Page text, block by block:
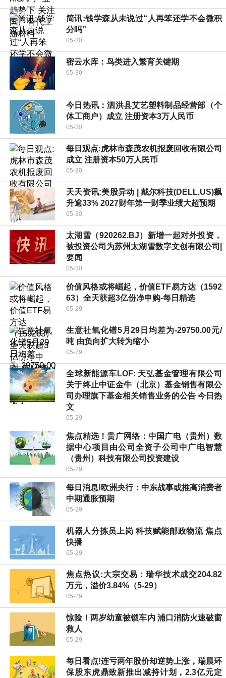
简讯:钱学森从未说过“人再笨还学不会微积
分吗”
05-30
密云水库：鸟类进入繁育关键期
05-30
今日热讯：泗洪县艾艺塑料制品经营部（个
体工商户）成立 注册资本3万人民币
05-30
每日观点:虎林市森茂农机报废回收有限公司
成立 注册资本50万人民币
05-30
天天资讯:美股异动 | 戴尔科技(DELL.US)飙
升逾33% 2027财年第一财季业绩大超预期
05-30
太湖雪（920262.BJ）新增一起对外投资，
被投资公司为苏州太湖雪数字文创有限公司|
要闻
05-30
价值风格或将崛起，价值ETF易方达（1592
63）全天获超3亿份净申购-每日精选
05-29
生意社氧化镨5月29日均差为-29750.00元/
吨 由负向扩大转为缩小
05-29
全球新能源车LOF: 天弘基金管理有限公司
关于终止中证金牛（北京）基金销售有限公
司办理旗下基金相关销售业务的公告 今日热
文
05-29
焦点精选！贵广网络：中国广电（贵州）数
据中心项目由公司全资子公司中广电智慧
（贵州）科技有限公司投资建设
05-29
每日消息!欧洲央行：中东战事或推高消费者
中期通胀预期
05-29
机器人分拣员上岗 科技赋能邮政物流 焦点
快播
05-29
焦点热议:大宗交易：瑞华技术成交204.82
万元，溢价3.84%（5-29）
05-29
惊险！两岁幼童被锁车内 浦口消防火速破窗
救人
05-29
每日看点!连亏两年股价却逆势上涨，瑞晨环
保股东虎鼎致新推出减持计划，2.3亿元定